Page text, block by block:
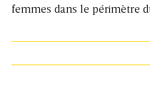
femmes dans le périmètre